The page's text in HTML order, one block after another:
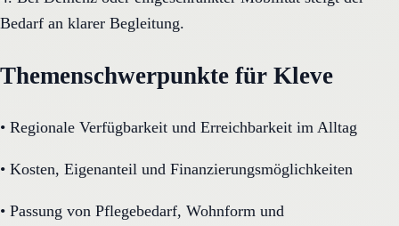
Bedarf an klarer Begleitung.
Themenschwerpunkte für Kleve
• Regionale Verfügbarkeit und Erreichbarkeit im Alltag
• Kosten, Eigenanteil und Finanzierungsmöglichkeiten
• Passung von Pflegebedarf, Wohnform und